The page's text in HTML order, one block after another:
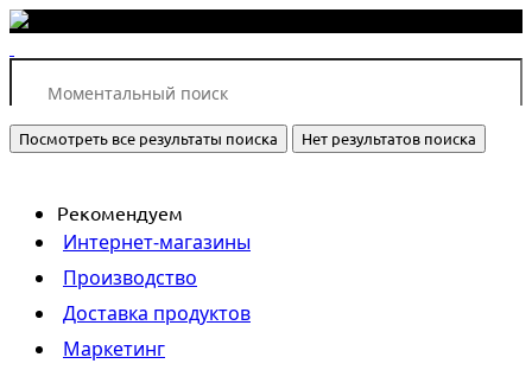
Посмотреть все результаты поиска Нет результатов поиска
Рекомендуем
Интернет-магазины
Производство
Доставка продуктов
Маркетинг